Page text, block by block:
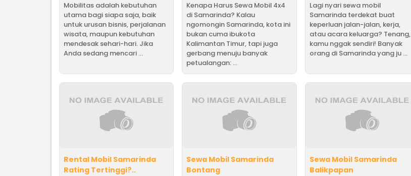
Mobilitas adalah kebutuhan
utama bagi siapa saja, baik
untuk urusan bisnis, perjalanan
wisata, maupun kebutuhan
mendesak sehari-hari. Jika
Anda sedang mencari ...
Kenapa Harus Sewa Mobil 4x4
di Samarinda? Kalau
ngomongin Samarinda, kota ini
bukan cuma ibukota
Kalimantan Timur, tapi juga
gerbang menuju banyak
petualangan: ...
Lagi nyari sewa mobil
Samarinda terdekat buat
keperluan jalan-jalan, kerja,
atau acara keluarga? Tenang,
kamu nggak sendiri! Banyak
orang di Samarinda yang ju ...
Rental Mobil Samarinda
Rating Tertinggi?..
Sewa Mobil Samarinda
Bontang
Sewa Mobil Samarinda
Balikpapan